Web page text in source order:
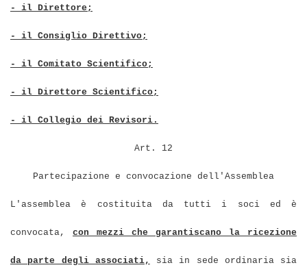
- il Direttore;
- il Consiglio Direttivo;
- il Comitato Scientifico;
- il Direttore Scientifico;
- il Collegio dei Revisori.
Art. 12
Partecipazione e convocazione dell'Assemblea
L'assemblea è costituita da tutti i soci ed è
convocata, con mezzi che garantiscano la ricezione
da parte degli associati, sia in sede ordinaria sia